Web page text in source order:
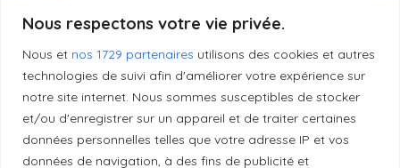
Nous respectons votre vie privée.
Nous et nos 1729 partenaires utilisons des cookies et autres
technologies de suivi afin d'améliorer votre expérience sur
notre site internet. Nous sommes susceptibles de stocker
et/ou d'enregistrer sur un appareil et de traiter certaines
données personnelles telles que votre adresse IP et vos
données de navigation, à des fins de publicité et
Liens utiles
Mentions légales